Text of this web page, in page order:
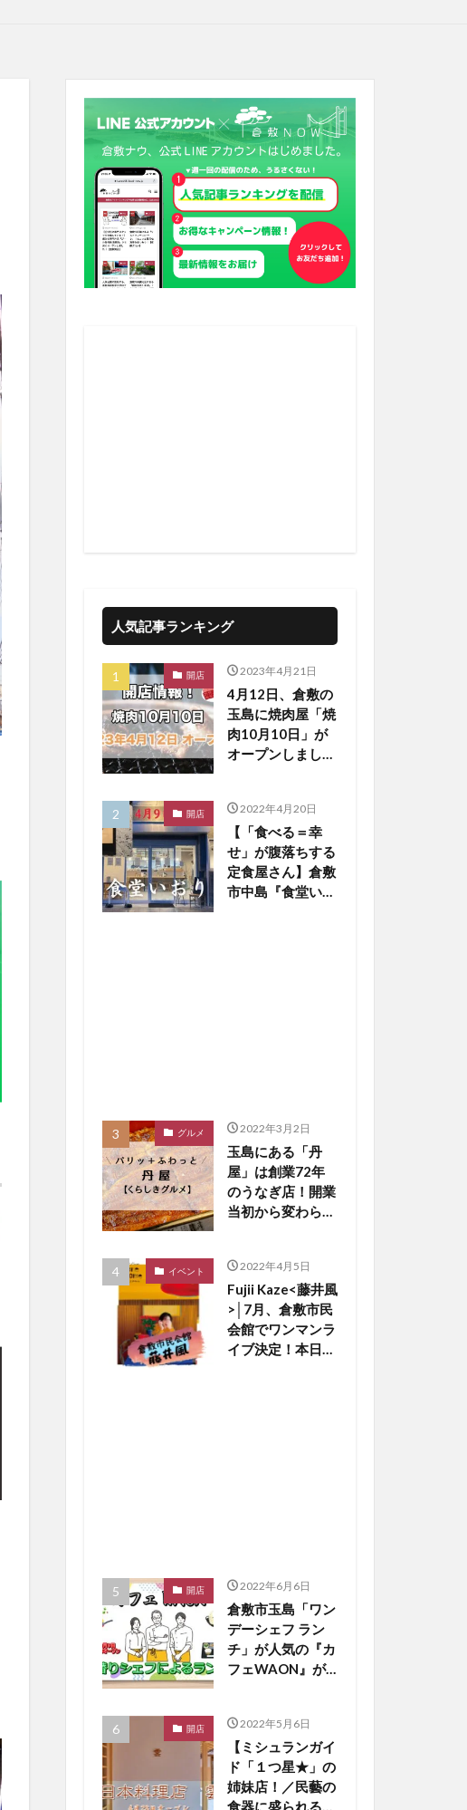
人気記事ランキング
開店 2023年4月21日
4月12日、倉敷の
玉島に焼肉屋「焼
肉10月10日」が
オープンしまし
開店 2022年4月20日
【「食べる＝幸
せ」が腹落ちする
定食屋さん】倉敷
市中島『食堂いお
グルメ 2022年3月2日
玉島にある「丹
屋」は創業72年
のうなぎ店！開業
当初から変わらな
メ】
イベント 2022年4月5日
Fujii Kaze<藤井風
>│7月、倉敷市民
会館でワンマンラ
イブ決定！本日5
開店 2022年6月6日
倉敷市玉島「ワン
デーシェフ ラン
チ」が人気の『カ
フェWAON』が
た！【倉敷開店】
開店 2022年5月6日
【ミシュランガイ
ド「１つ星★」の
姉妹店！／民藝の
食器に盛られる和